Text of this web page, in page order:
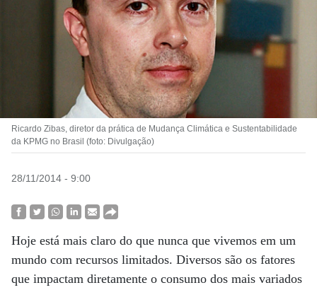
Ricardo Zibas, diretor da prática de Mudança Climática e Sustentabilidade
da KPMG no Brasil (foto: Divulgação)
28/11/2014 - 9:00
Hoje está mais claro do que nunca que vivemos em um
mundo com recursos limitados. Diversos são os fatores
que impactam diretamente o consumo dos mais variados